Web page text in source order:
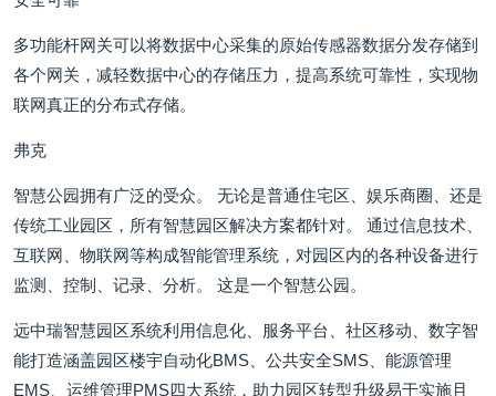
多功能杆网关可以将数据中心采集的原始传感器数据分发存储到
各个网关，减轻数据中心的存储压力，提高系统可靠性，实现物
联网真正的分布式存储。
弗克
智慧公园拥有广泛的受众。 无论是普通住宅区、娱乐商圈、还是
传统工业园区，所有智慧园区解决方案都针对。 通过信息技术、
互联网、物联网等构成智能管理系统，对园区内的各种设备进行
监测、控制、记录、分析。 这是一个智慧公园。
远中瑞智慧园区系统利用信息化、服务平台、社区移动、数字智
能打造涵盖园区楼宇自动化BMS、公共安全SMS、能源管理
EMS、运维管理PMS四大系统，助力园区转型升级易于实施且